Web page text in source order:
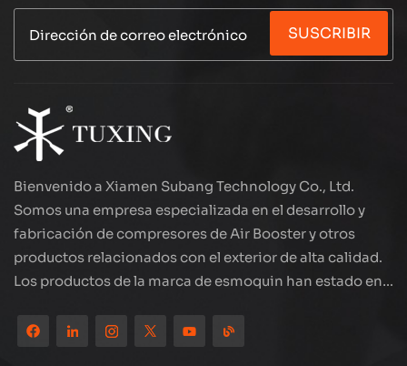
SUSCRIBIR
Bienvenido a Xiamen Subang Technology Co., Ltd.
Somos una empresa especializada en el desarrollo y
fabricación de compresores de Air Booster y otros
productos relacionados con el exterior de alta calidad.
Los productos de la marca de esmoquin han estado en
ubicada en el hermoso paisaje de la ciudad costera:
Xiamen, nuestros productos se exportan a más de 80